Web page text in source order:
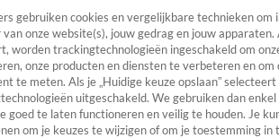
gebruiken cookies en vergelijkbare technieken
onze website(s), jouw gedrag en jouw apparaten.
worden trackingtechnologieën ingeschakeld om
onze producten en diensten te verbeteren en
te meten. Als je „Huidige keuze opslaan”
uitgeschakeld. We gebruiken dan
goed te laten functioneren en veilig te houden. Je
om je keuzes te wijzigen of om je toestemming in